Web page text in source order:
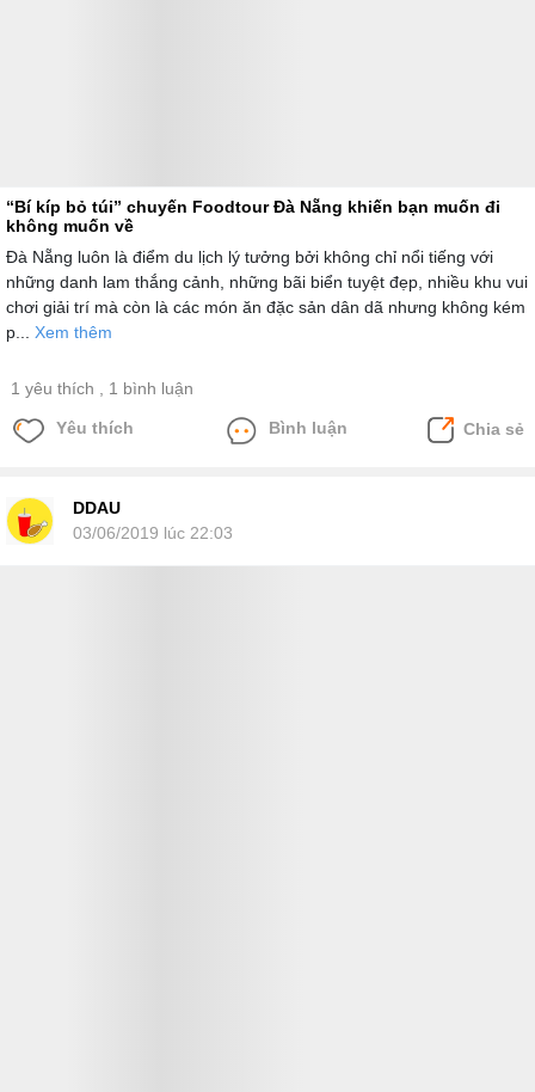
“Bí kíp bỏ túi” chuyến Foodtour Đà Nẵng khiến bạn muốn đi
không muốn về
Đà Nẵng luôn là điểm du lịch lý tưởng bởi không chỉ nổi tiếng với
những danh lam thắng cảnh, những bãi biển tuyệt đẹp, nhiều khu vui
chơi giải trí mà còn là các món ăn đặc sản dân dã nhưng không kém
p... Xem thêm
1 yêu thích , 1 bình luận
Yêu thích Bình luận Chia sẻ
DDAU
03/06/2019 lúc 22:03